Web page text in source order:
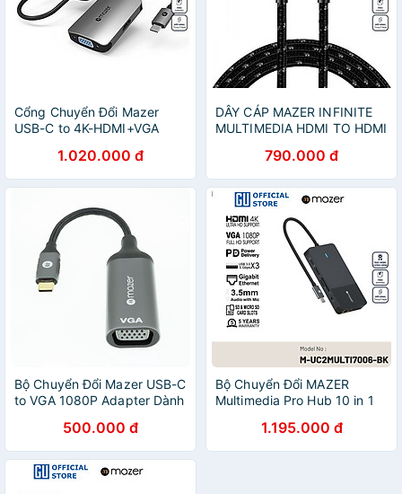
Cổng Chuyển Đổi Mazer
USB-C to 4K-HDMI+VGA
chất liệu Aluminum giúp
giảm thiểu nhiễu điện từ
Hàng Chính Hãng
1.020.000 đ
DÂY CÁP MAZER INFINITE
MULTIMEDIA HDMI TO HDMI
Nylon bền bỉ và lâu dài Hàng
Chính Hãng
790.000 đ
Bộ Chuyển Đổi Mazer USB-C
to VGA 1080P Adapter Dành
phân giải HD lên đến 1920 x
1200 hoặc 1080p ở 60Hz
Hàng Chính Hãng
500.000 đ
Bộ Chuyển Đổi MAZER
Multimedia Pro Hub 10 in 1
03xUSB-A 01xUSB-C Audio
3.5mm HDMI VGA LAN
1.195.000 đ